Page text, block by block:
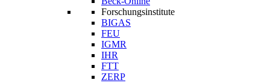
Forschungsinstitute
BIGAS
FEU
IGMR
IHR
FTT
ZERP